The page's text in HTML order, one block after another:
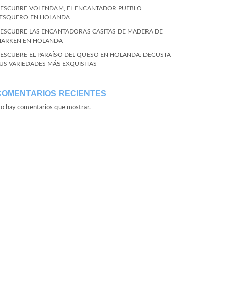
VOLENDAM, EL ENCANTADOR PUEBLO
EN HOLANDA
LAS ENCANTADORAS CASITAS DE MADERA DE
EN HOLANDA
EL PARAÍSO DEL QUESO EN HOLANDA: DEGUSTA
VARIEDADES MÁS EXQUISITAS
RECIENTES
hay comentarios que mostrar.